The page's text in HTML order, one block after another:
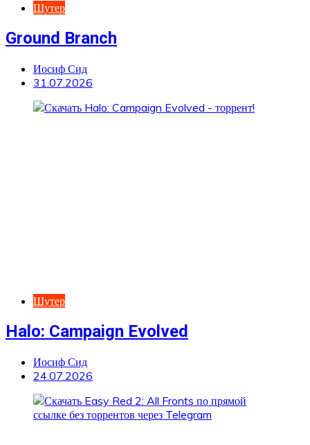
Шутер
Ground Branch
Иосиф Сид
31.07.2026
Шутер
Halo: Campaign Evolved
Иосиф Сид
24.07.2026